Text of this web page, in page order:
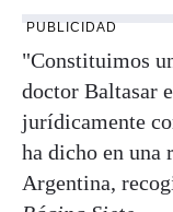
PUBLICIDAD
"Constituimos
doctor Baltasar
jurídicamente
ha dicho en una
Argentina,